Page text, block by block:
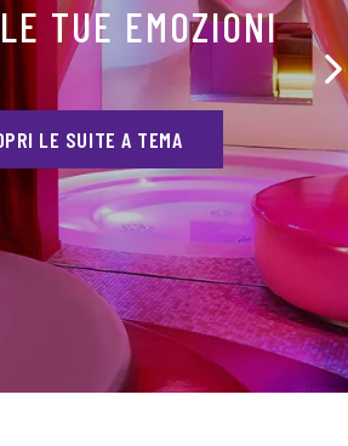
TUE EMOZIONI
LE SUITE A TEMA